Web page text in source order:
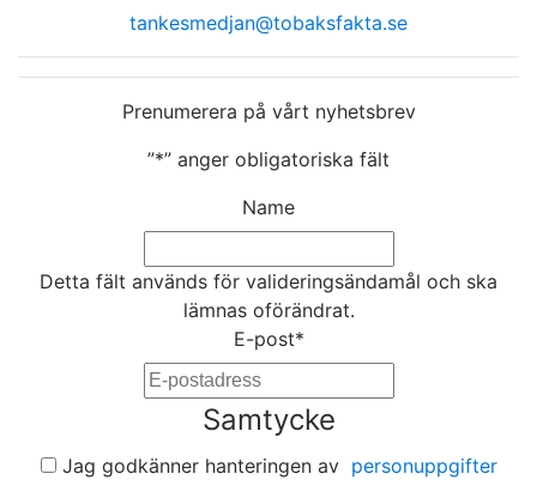
tankesmedjan@tobaksfakta.se
Prenumerera på vårt nyhetsbrev
”*” anger obligatoriska fält
Name
Detta fält används för valideringsändamål och ska
lämnas oförändrat.
E-post*
Samtycke
Jag godkänner hanteringen av personuppgifter